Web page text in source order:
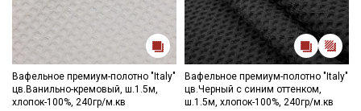
Вафельное премиум-полотно "Italy"
цв.Ванильно-кремовый, ш.1.5м,
хлопок-100%, 240гр/м.кв
Вафельное премиум-полотно "Italy"
цв.Черный с синим оттенком,
ш.1.5м, хлопок-100%, 240гр/м.кв